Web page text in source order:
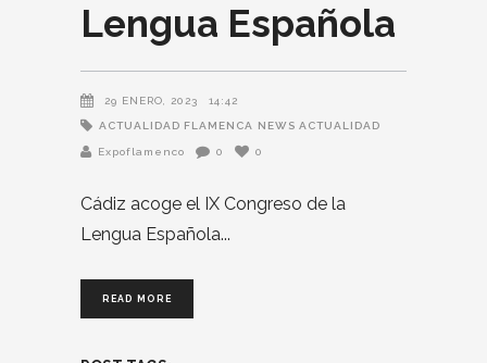
Lengua Española
29 ENERO, 2023 14:42
ACTUALIDAD FLAMENCA NEWS ACTUALIDAD
Expoflamenco 0 0
Cádiz acoge el IX Congreso de la
Lengua Española
READ MORE